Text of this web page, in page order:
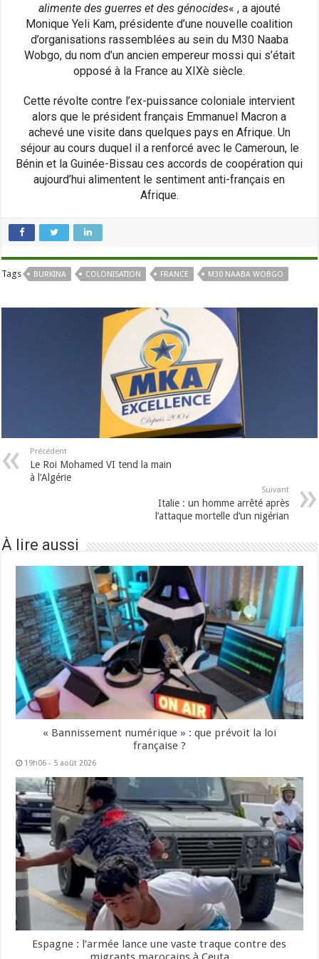
alimente des guerres et des génocides« , a ajouté
Monique Yeli Kam, présidente d’une nouvelle coalition
d’organisations rassemblées au sein du M30 Naaba
Wobgo, du nom d’un ancien empereur mossi qui s’était
opposé à la France au XIXè siècle.
Cette révolte contre l’ex-puissance coloniale intervient
alors que le président français Emmanuel Macron a
achevé une visite dans quelques pays en Afrique. Un
séjour au cours duquel il a renforcé avec le Cameroun, le
Bénin et la Guinée-Bissau ces accords de coopération qui
aujourd’hui alimentent le sentiment anti-français en
Afrique.
Tags BURKINA COLONISATION FRANCE M30 NAABA WOBGO
Précédent
Le Roi Mohamed VI tend la main
à l’Algérie
Suivant
Italie : un homme arrêté après
l’attaque mortelle d’un nigérian
À lire aussi
« Bannissement numérique » : que prévoit la loi
française ?
19h06 - 5 août 2026
Espagne : l’armée lance une vaste traque contre des